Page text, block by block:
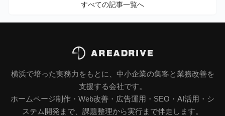
すべての記事一覧へ
横浜で培った実務力をもとに、中小企業の集客と業務改善を
支援する会社です。
ホームページ制作・Web改善・広告運用・SEO・AI活用・シ
ステム開発まで、課題整理から実行まで伴走します。